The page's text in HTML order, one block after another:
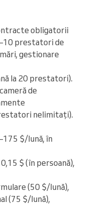
obligatorii
prestatori de
gestionare
la 20 prestatori).
de
nelimitați).
$/lună, în
$ (în persoană),
(50 $/lună),
(75 $/lună),